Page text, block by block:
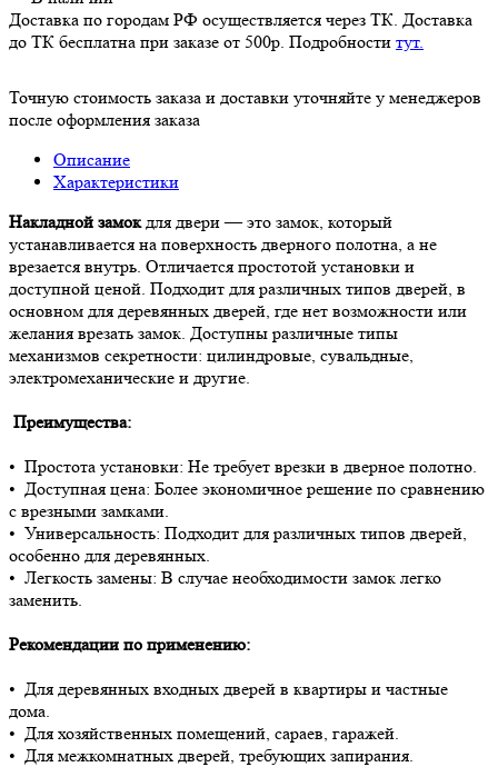
Доставка по городам РФ осуществляется через ТК. Доставка
до ТК бесплатна при заказе от 500р. Подробности тут.
Точную стоимость заказа и доставки уточняйте у менеджеров
после оформления заказа
Описание
Характеристики
Накладной замокдля двери — это замок, который
устанавливается на поверхность дверного полотна, а не
врезается внутрь. Отличается простотой установки и
доступной ценой. Подходит для различных типов дверей, в
основном для деревянных дверей, где нет возможности или
желания врезать замок. Доступны различные типы
механизмов секретности: цилиндровые, сувальдные,
электромеханические и другие.
Преимущества:
• Простота установки: Не требует врезки в дверное полотно.
• Доступная цена: Более экономичное решение по сравнению
с врезными замками.
• Универсальность: Подходит для различных типов дверей,
особенно для деревянных.
• Легкость замены: В случае необходимости замок легко
заменить.
Рекомендации по применению:
• Для деревянных входных дверей в квартиры и частные
дома.
• Для хозяйственных помещений, сараев, гаражей.
• Для межкомнатных дверей, требующих запирания.